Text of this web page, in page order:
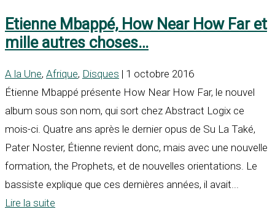
Etienne Mbappé, How Near How Far et
mille autres choses…
A la Une, Afrique, Disques | 1 octobre 2016
Étienne Mbappé présente How Near How Far, le nouvel
album sous son nom, qui sort chez Abstract Logix ce
mois-ci. Quatre ans après le dernier opus de Su La Také,
Pater Noster, Étienne revient donc, mais avec une nouvelle
formation, the Prophets, et de nouvelles orientations. Le
bassiste explique que ces dernières années, il avait...
Lire la suite